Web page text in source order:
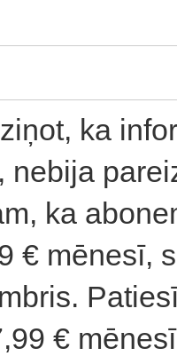
ka
nebija
ka
€ mēnesī,
€